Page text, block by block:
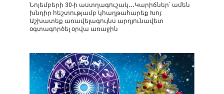
Նոյեմբերի 30-ի աստղագուշակ․․․Կարիճներ՝ ամեն
խնդիր հեշտությամբ կհաղթահարեք Խոյ:
Աշխատեք առավելագույնս արդյունավետ
օգտագործել օրվա առաջին